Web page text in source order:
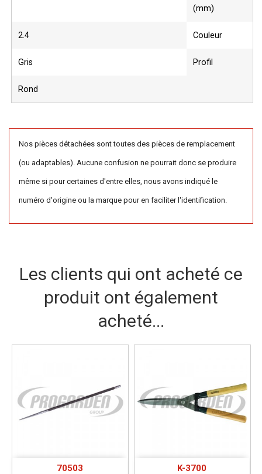
(mm)
2.4 Couleur
Gris Profil
Rond
Nos pièces détachées sont toutes des pièces de remplacement
(ou adaptables). Aucune confusion ne pourrait donc se produire
même si pour certaines d'entre elles, nous avons indiqué le
numéro d'origine ou la marque pour en faciliter l'identification.
Les clients qui ont acheté ce
produit ont également
acheté...
70503 K-3700